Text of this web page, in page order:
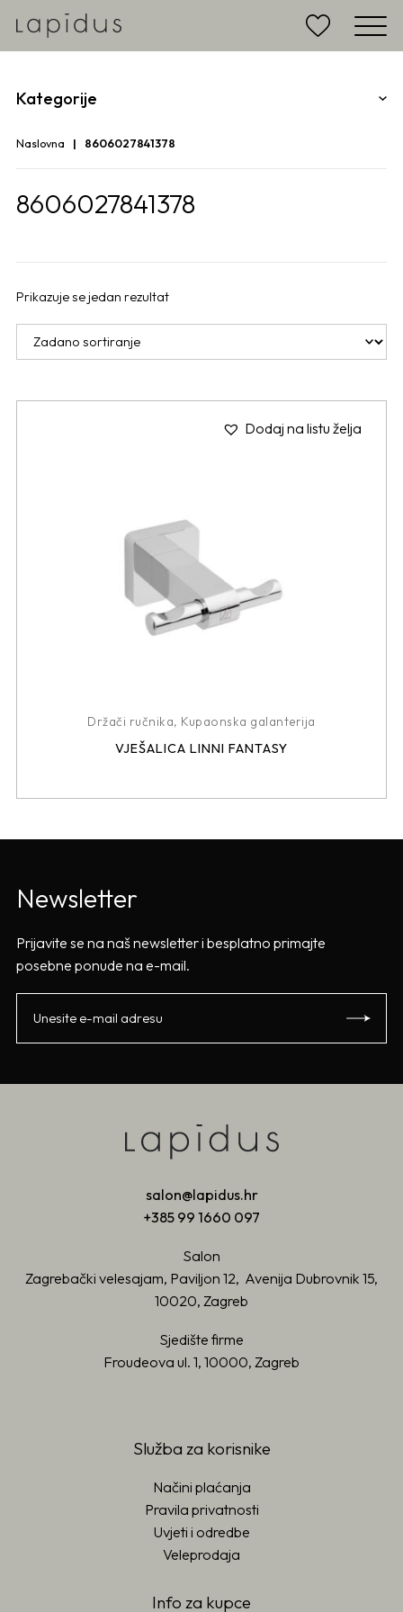
Kategorije
Naslovna 8606027841378
8606027841378
Prikazuje se jedan rezultat
Dodaj na listu želja
Držači ručnika, Kupaonska galanterija
VJEŠALICA LINNI FANTASY
Newsletter
Prijavite se na naš newsletter i besplatno primajte
posebne ponude na e-mail.
salon@lapidus.hr
+385 99 1660 097
Salon
Zagrebački velesajam, Paviljon 12, Avenija Dubrovnik 15,
10020, Zagreb
Sjedište firme
Froudeova ul. 1, 10000, Zagreb
Služba za korisnike
Načini plaćanja
Pravila privatnosti
Uvjeti i odredbe
Veleprodaja
Info za kupce